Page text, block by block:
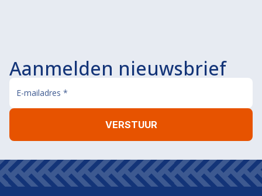
Aanmelden nieuwsbrief